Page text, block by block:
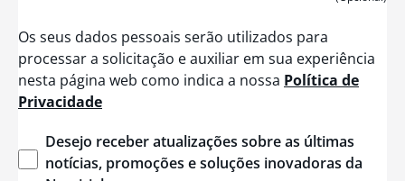
d
S
t
a
t
e
1
Os seus dados pessoais serão utilizados para
processar a solicitação e auxiliar em sua experiência
nesta página web como indica a nossa Política de
Privacidade
Desejo receberatualizações sobreas últimas
notícias, promoções esoluções inovadoras da